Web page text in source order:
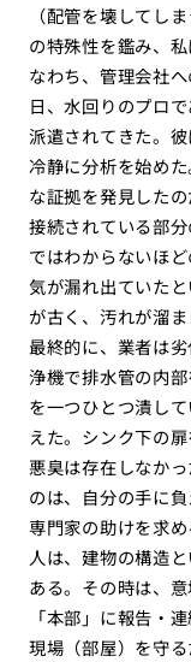
（配管を壊してし
の特殊性を鑑み、
なわち、管理会社
日、水回りのプロ
派遣されてきた。
冷静に分析を始め
な証拠を発見した
接続されている部
ではわからないほ
気が漏れ出ていた
が古く、汚れが溜
最終的に、業者は
浄機で排水管の内
を一つひとつ潰し
えた。シンク下の
悪臭は存在しなか
のは、自分の手に
専門家の助けを求
人は、建物の構造
ある。その時は、
「本部」に報告・
現場（部屋）を守